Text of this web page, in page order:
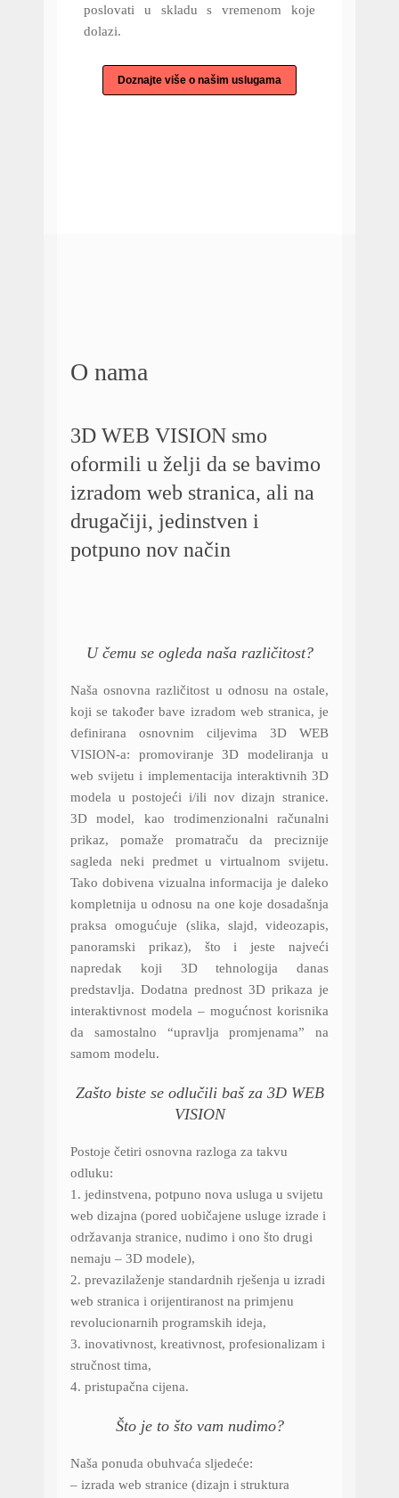
poslovati u skladu s vremenom koje
dolazi.
Doznajte više o našim uslugama
O nama
3D WEB VISION smo
oformili u želji da se bavimo
izradom web stranica, ali na
drugačiji, jedinstven i
potpuno nov način
U čemu se ogleda naša različitost?
Naša osnovna različitost u odnosu na ostale,
koji se također bave izradom web stranica, je
definirana osnovnim ciljevima 3D WEB
VISION-a: promoviranje 3D modeliranja u
web svijetu i implementacija interaktivnih 3D
modela u postojeći i/ili nov dizajn stranice.
3D model, kao trodimenzionalni računalni
prikaz, pomaže promatraču da preciznije
sagleda neki predmet u virtualnom svijetu.
Tako dobivena vizualna informacija je daleko
kompletnija u odnosu na one koje dosadašnja
praksa omogućuje (slika, slajd, videozapis,
panoramski prikaz), što i jeste najveći
napredak koji 3D tehnologija danas
predstavlja. Dodatna prednost 3D prikaza je
interaktivnost modela – mogućnost korisnika
da samostalno “upravlja promjenama” na
samom modelu.
Zašto biste se odlučili baš za 3D WEB
VISION
Postoje četiri osnovna razloga za takvu
odluku:
1. jedinstvena, potpuno nova usluga u svijetu
web dizajna (pored uobičajene usluge izrade i
održavanja stranice, nudimo i ono što drugi
nemaju – 3D modele),
2. prevazilaženje standardnih rješenja u izradi
web stranica i orijentiranost na primjenu
revolucionarnih programskih ideja,
3. inovativnost, kreativnost, profesionalizam i
stručnost tima,
4. pristupačna cijena.
Što je to što vam nudimo?
Naša ponuda obuhvaća sljedeće:
– izrada web stranice (dizajn i struktura